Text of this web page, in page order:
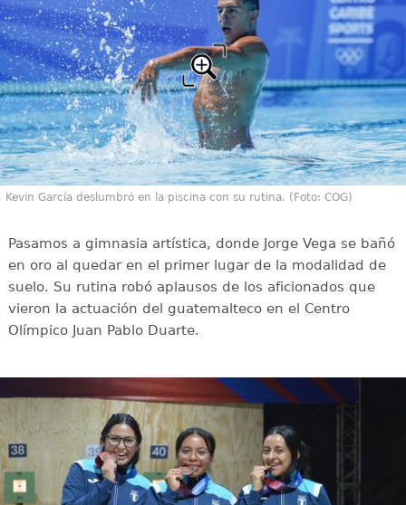
Kevin García deslumbró en la piscina con su rutina. (Foto: COG)
Pasamos a gimnasia artística, donde Jorge Vega se bañó
en oro al quedar en el primer lugar de la modalidad de
suelo. Su rutina robó aplausos de los aficionados que
vieron la actuación del guatemalteco en el Centro
Olímpico Juan Pablo Duarte.